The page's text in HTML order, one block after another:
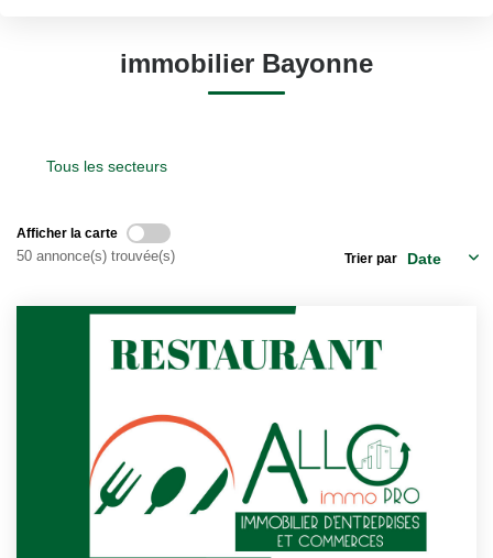
Qui Sommes-Nous ?
Nous Rejoindre
Surface min
immobilier Bayonne
Tous les secteurs
Afficher la carte
50 annonce(s) trouvée(s) Trier par